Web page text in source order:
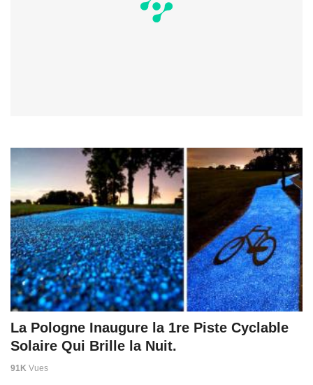
La Pologne Inaugure la 1re Piste Cyclable
Solaire Qui Brille la Nuit.
91K Vues